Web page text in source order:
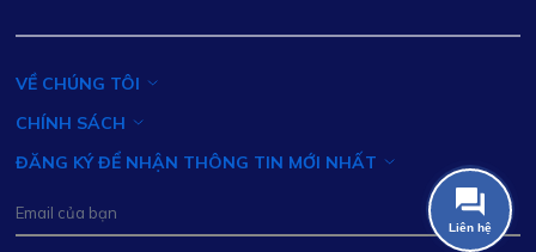
VỀ CHÚNG TÔI
CHÍNH SÁCH
ĐĂNG KÝ ĐỂ NHẬN THÔNG TIN MỚI NHẤT